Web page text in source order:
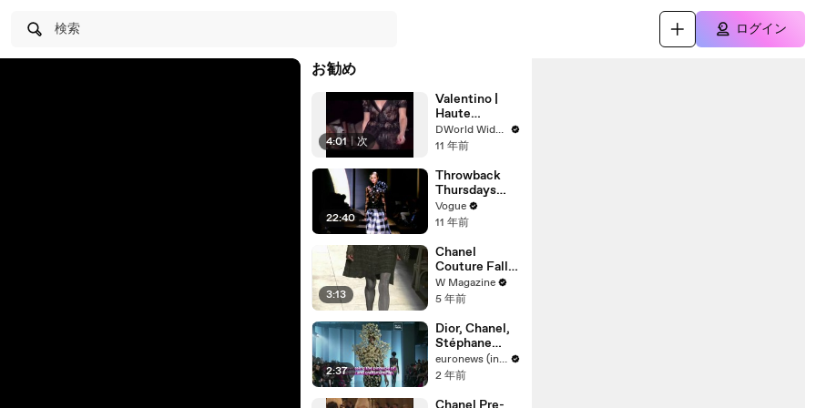
検索 ログイン
お勧め
4:01 | 次
Valentino |
Haute
Couture
Fashion Show
DWorld Wide Weird
11 年前
22:40
Throwback
Thursdays
with Tim
Blanks - Full
Show:
Valentino’s
Haute
Couture
Spring 2001
Collection
Vogue
11 年前
3:13
Chanel
Couture Fall
2012
W Magazine
5 年前
2:37
Dior, Chanel,
Stéphane
Rolland:
Highlights
Haute
euronews (in English)
2 年前